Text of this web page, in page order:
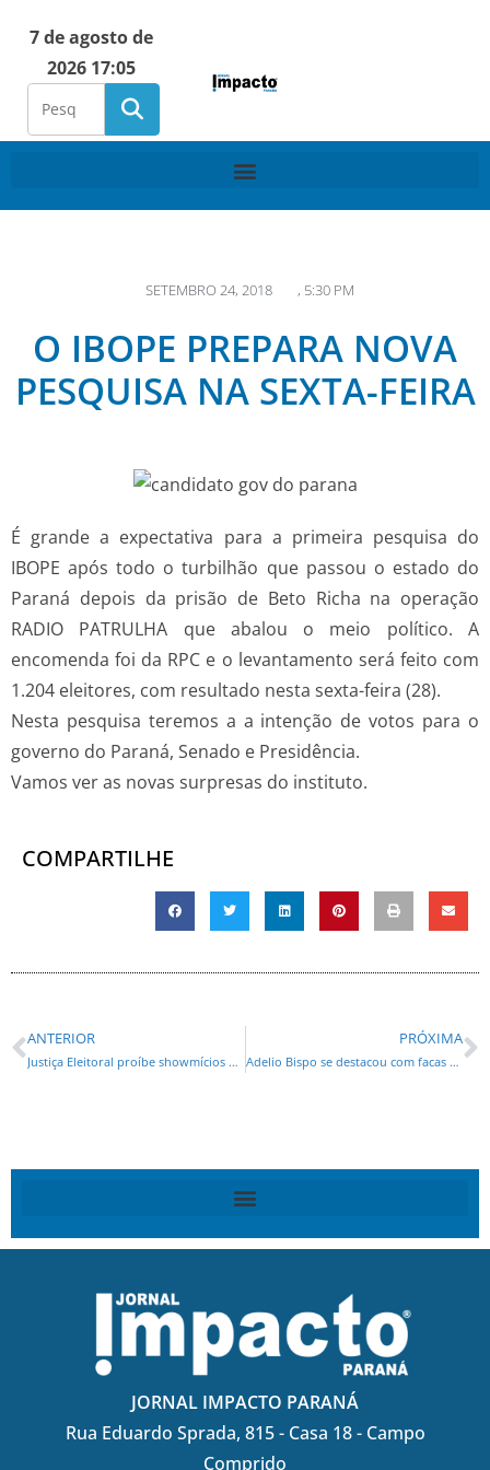
7 de agosto de
2026 17:05
SETEMBRO 24, 2018 , 5:30 PM
O IBOPE PREPARA NOVA
PESQUISA NA SEXTA-FEIRA
É grande a expectativa para a primeira pesquisa do
IBOPE após todo o turbilhão que passou o estado do
Paraná depois da prisão de Beto Richa na operação
RADIO PATRULHA que abalou o meio político. A
encomenda foi da RPC e o levantamento será feito com
1.204 eleitores, com resultado nesta sexta-feira (28).
Nesta pesquisa teremos a a intenção de votos para o
governo do Paraná, Senado e Presidência.
Vamos ver as novas surpresas do instituto.
COMPARTILHE
ANTERIOR
Justiça Eleitoral proíbe showmícios de Ratinho
PRÓXIMA
Adelio Bispo se destacou com facas ao trabalhar em açougue de Curitiba
JORNAL IMPACTO PARANÁ
Rua Eduardo Sprada, 815 - Casa 18 - Campo
Comprido